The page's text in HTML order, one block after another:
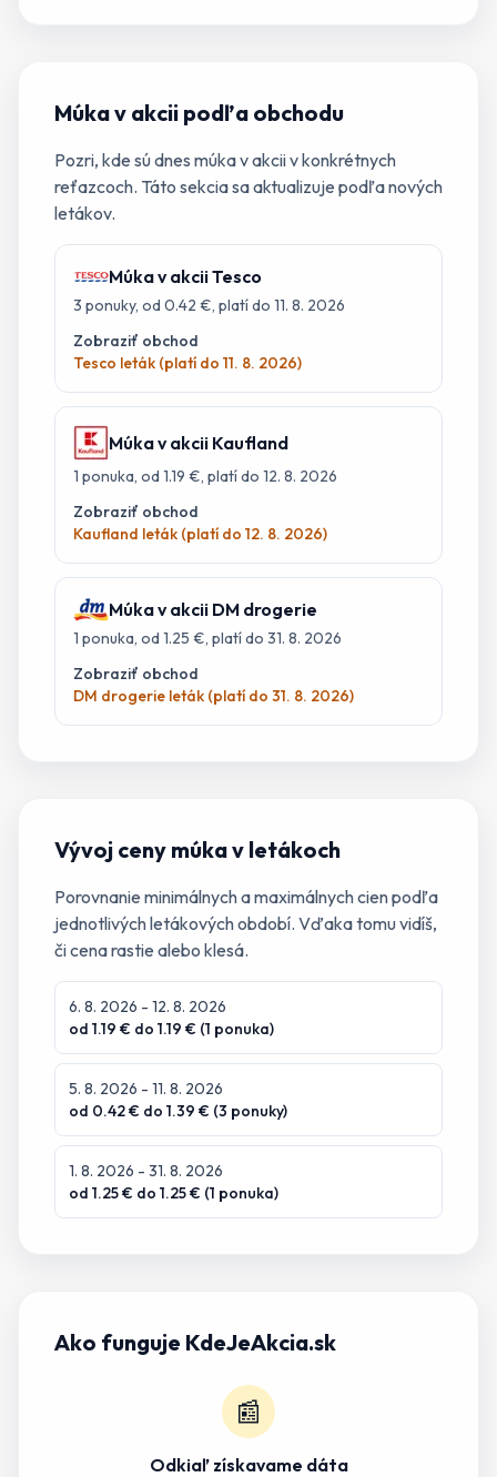
Múkav akcii podľa obchodu
Pozri, kde sú dnes múkav akcii v konkrétnych
reťazcoch. Táto sekcia sa aktualizuje podľa nových
letákov.
Múkav akciiTesco
3 ponuky, od 0.42 €, platí do 11. 8. 2026
Zobraziť obchod
Tesco leták (platí do 11. 8. 2026)
Múkav akcii Kaufland
1 ponuka, od 1.19 €, platí do 12. 8. 2026
Zobraziť obchod
Kaufland leták (platí do 12. 8. 2026)
Múkav akcii DM drogerie
1 ponuka, od 1.25 €, platí do 31. 8. 2026
Zobraziť obchod
DM drogerie leták (platí do 31. 8. 2026)
Vývoj ceny múkav letákoch
Porovnanie minimálnych a maximálnych cien podľa
jednotlivých letákových období. Vďaka tomu vidíš,
či cena rastie alebo klesá.
6. 8. 2026 - 12. 8. 2026
od 1.19 € do 1.19 € (1 ponuka)
5. 8. 2026 - 11. 8. 2026
od 0.42€ do 1.39 € (3 ponuky)
1. 8. 2026 - 31. 8. 2026
od 1.25€ do 1.25€ (1 ponuka)
Ako funguje KdeJeAkcia.sk
📰
Odkiaľ získavame dáta